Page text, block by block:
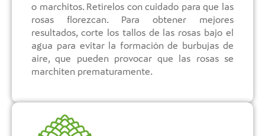
o marchitos. Retírelos con cuidado para que las
rosas florezcan. Para obtener mejores
resultados, corte los tallos de las rosas bajo el
agua para evitar la formación de burbujas de
aire, que pueden provocar que las rosas se
marchiten prematuramente.